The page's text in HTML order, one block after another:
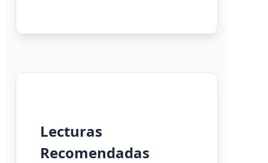
Lecturas
Recomendadas